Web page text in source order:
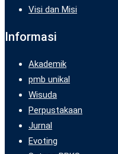
Visi dan Misi
Informasi
Akademik
pmb unikal
Wisuda
Perpustakaan
Jurnal
Evoting